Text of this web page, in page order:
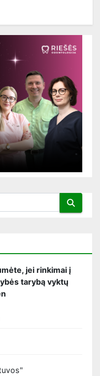
jei rinkimai į
tarybą vyktų